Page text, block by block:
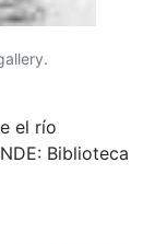
el río
Biblioteca